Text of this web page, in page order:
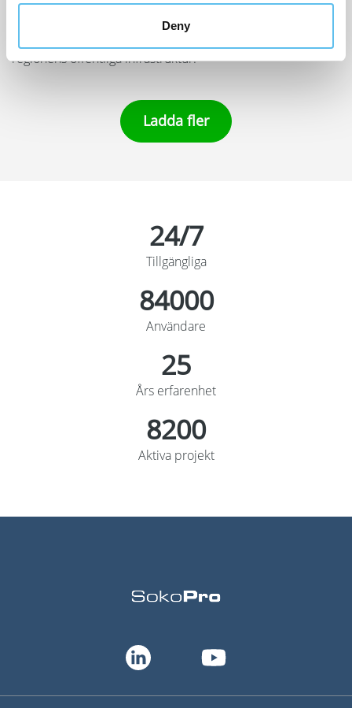
Deny
byggnader och anläggningar samt omfattande mark- och
vattenområden i Åland, vilket gör dem till en nyckelaktör i
regionens offentliga infrastruktur.
Ladda fler
24/7
Tillgängliga
100000
Användare
30
Års erfarenhet
10000
Aktiva projekt